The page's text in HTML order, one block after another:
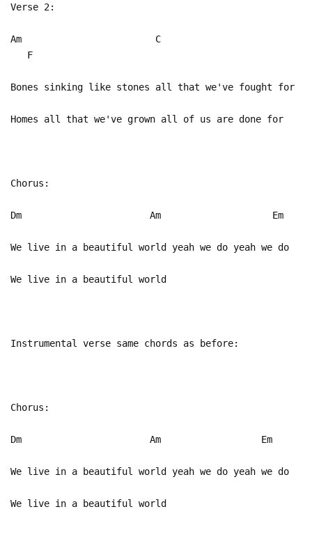
Verse 2:
Am C
F
Bones sinking like stones all that we've fought for
Homes all that we've grown all of us are done for
Chorus:
Dm Am Em
We live in a beautiful world yeah we do yeah we do
We live in a beautiful world
Instrumental verse same chords as before:
Chorus:
Dm Am Em
We live in a beautiful world yeah we do yeah we do
We live in a beautiful world